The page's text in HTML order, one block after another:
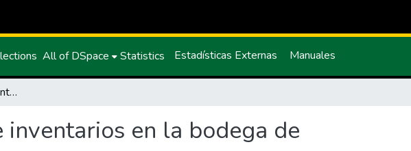
All of DSpace Statistics Estadísticas Externas Manuales
Gestión del almacenamiento y Control de inventarios en la bodega de bienes y activos del GAD Tulcán.
en la bodega de